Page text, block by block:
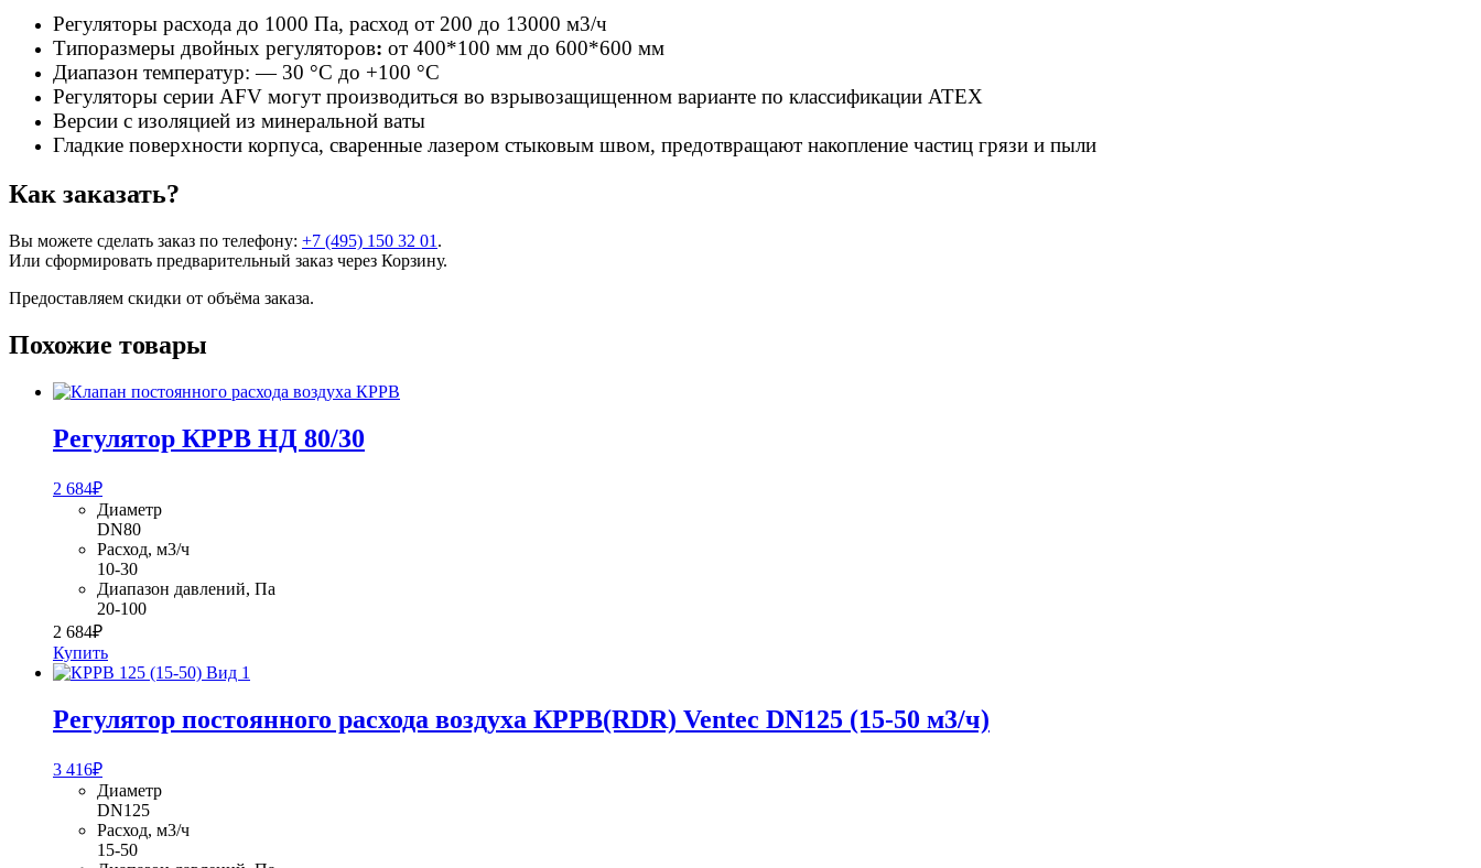
Регуляторы расхода до 1000 Па, расход от 200 до 13000 м3/ч
Типоразмеры двойных регуляторов: от 400*100 мм до 600*600 мм
Диапазон температур: — 30 °C до +100 °C
Регуляторы серии AFV могут производиться во взрывозащищенном варианте по классификации ATEX
Версии с изоляцией из минеральной ваты
Гладкие поверхности корпуса, сваренные лазером стыковым швом, предотвращают накопление частиц грязи и пыли
Как заказать?
Вы можете сделать заказ по телефону: +7 (495) 150 32 01 .
Или сформировать предварительный заказ через Корзину.
Предоставляем скидки от объёма заказа.
Похожие товары
Регулятор КРРВ НД 80/30
2 684₽
Диаметр
DN80
Расход, м3/ч
10-30
Диапазон давлений, Па
20-100
2 684₽
Купить
Регулятор постоянного расхода воздуха КРРВ(RDR) Ventec DN125 (15-50 м3/ч)
3 416₽
Диаметр
DN125
Расход, м3/ч
15-50